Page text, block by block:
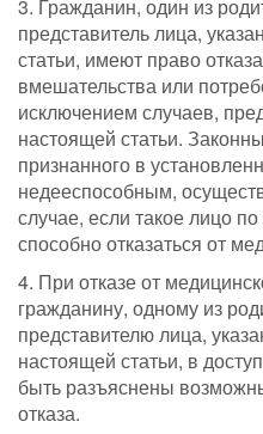
3. Гражданин, один из
представитель лица,
статьи, имеют право
вмешательства или
исключением случаев,
настоящей статьи.
признанного в
недееспособным,
случае, если такое лицо
способно отказаться от
4. При отказе от
гражданину, одному из
представителю лица,
настоящей статьи, в
быть разъяснены
отказа.